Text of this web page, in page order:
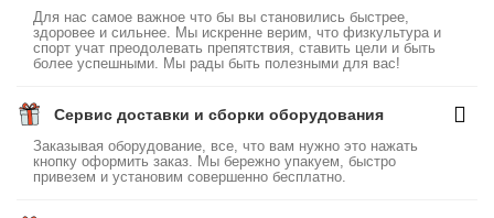
Для нас самое важное что бы вы становились быстрее,
здоровее и сильнее. Мы искренне верим, что физкультура и
спорт учат преодолевать препятствия, ставить цели и быть
более успешными. Мы рады быть полезными для вас!
Сервис доставки и сборки оборудования
Заказывая оборудование, все, что вам нужно это нажать
кнопку оформить заказ. Мы бережно упакуем, быстро
привезем и установим совершенно бесплатно.